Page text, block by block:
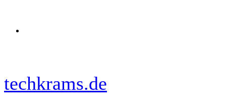
techkrams.de